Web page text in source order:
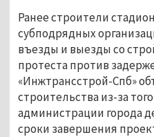
Ранее строители
субподрядных
въезды и выезды со
протеста против
«Инжтрансстрой-Спб»
строительства из-за
администрации города
сроки завершения